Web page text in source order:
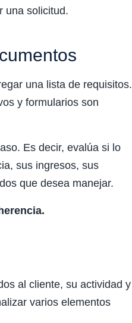
una solicitud.
una lista de requisitos.
y formularios son
Es decir, evalúa si lo
sus ingresos, sus
que desea manejar.
al cliente, su actividad y
varios elementos